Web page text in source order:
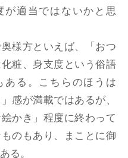
が適当ではないかと思
様方といえば、「おつ
粧、身支度という俗語
ある。こちらのほうは
感が満載ではあるが、
かき」程度に終わって
のもあり、まことに御